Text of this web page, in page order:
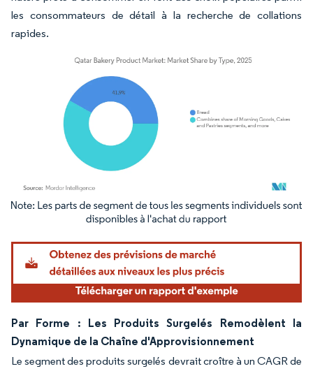
les consommateurs de détail à la recherche de collations
rapides.
Image © Mordor Intelligence. La réutilisation nécessite une attribution sous CC BY
Par Forme : Les Produits Surgelés Remodèlent la
Dynamique de la Chaîne d'Approvisionnement
Le segment des produits surgelés devrait croître à un CAGR de